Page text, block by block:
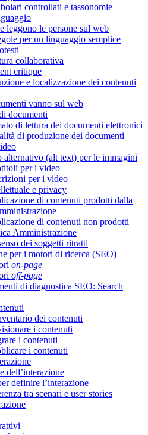
controllati e tassonomie
leggono le persone sul web
per un linguaggio semplice
collaborativa
critique
e localizzazione dei contenuti
vanno sul web
documenti
di lettura dei documenti elettronici
di produzione dei documenti
alternativo (alt text) per le immagini
per i video
per i video
e privacy
di contenuti prodotti dalla
di contenuti non prodotti
Amministrazione
dei soggetti ritratti
per i motori di ricerca (SEO)
on-page
off-page
di diagnostica SEO: Search
dei contenuti
i contenuti
i contenuti
i contenuti
dell’interazione
definire l’interazione
tra scenari e user stories